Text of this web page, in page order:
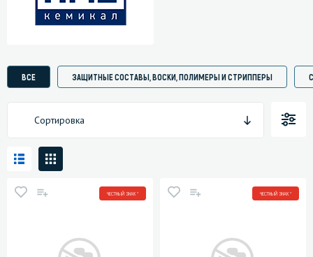
ВСЕ ЗАЩИТНЫЕ СОСТАВЫ, ВОСКИ, ПОЛИМЕРЫ И СТРИППЕРЫ
Сортировка
ЧЕСТНЫЙ ЗНАК * ЧЕСТНЫЙ ЗНАК *